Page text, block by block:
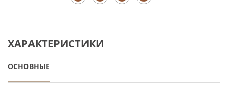
ХАРАКТЕРИСТИКИ
ОСНОВНЫЕ